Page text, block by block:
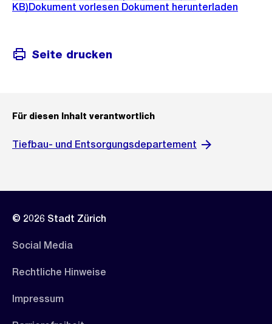
KB)Dokument vorlesen Dokument herunterladen
Seite drucken
Für diesen Inhalt verantwortlich
Tiefbau- und Entsorgungsdepartement
© 2026 Stadt Zürich
Social Media
Rechtliche Hinweise
Impressum